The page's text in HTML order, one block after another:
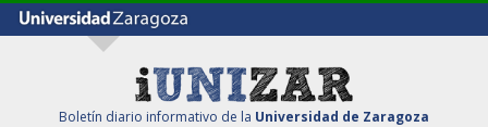
Boletín diario informativo de la Universidad de Zaragoza